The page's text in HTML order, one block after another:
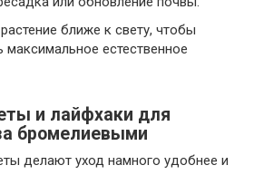
ближе к свету, чтобы
максимальное естественное
и лайфхаки для
бромелиевыми
делают уход намного удобнее и